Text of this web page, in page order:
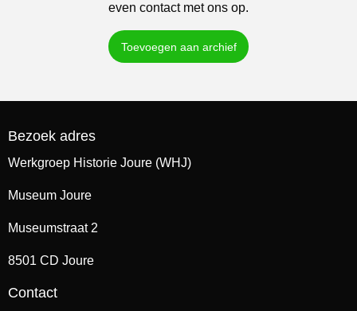
even contact met ons op.
Toevoegen aan archief
Bezoek adres
Werkgroep Historie Joure (WHJ)
Museum Joure
Museumstraat 2
8501 CD Joure
Contact